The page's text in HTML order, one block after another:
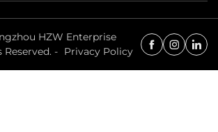
HZW Enterprise
Reserved. - Privacy Policy